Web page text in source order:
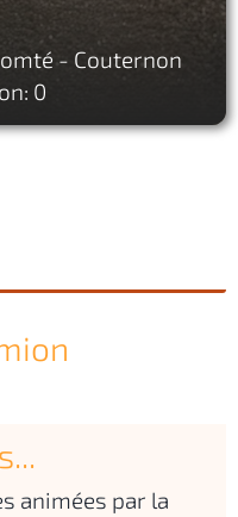
- Couternon
0
animées par la